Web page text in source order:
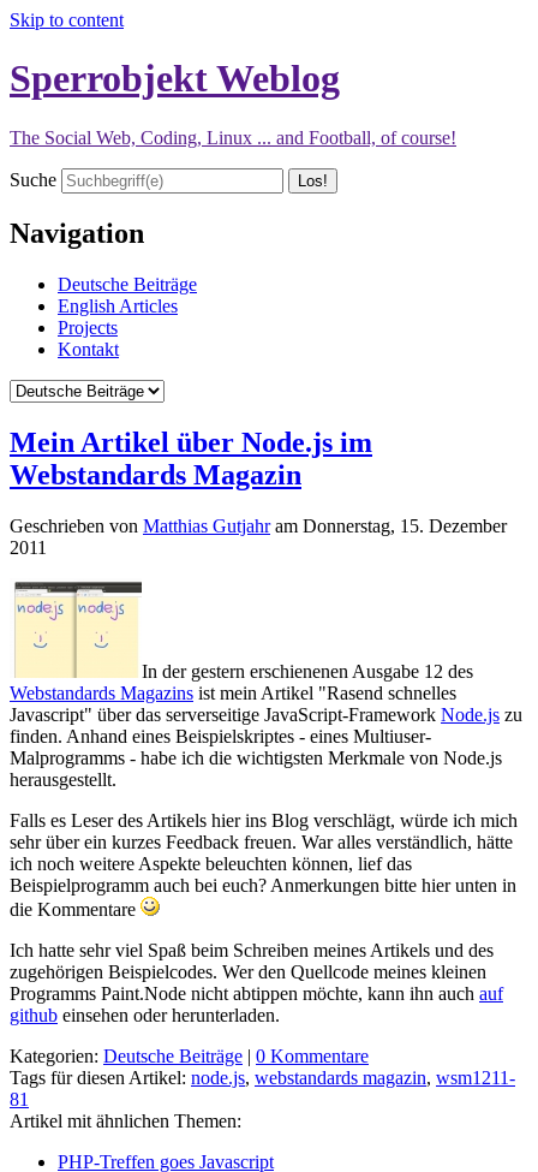
Skip to content
Sperrobjekt Weblog
The Social Web, Coding, Linux ... and Football, of course!
Suche
Navigation
Deutsche Beiträge
English Articles
Projects
Kontakt
Mein Artikel über Node.js im
Webstandards Magazin
Geschrieben von Matthias Gutjahram Donnerstag, 15. Dezember
2011
In der gestern erschienenen Ausgabe 12 des
Webstandards Magazins ist mein Artikel "Rasend schnelles
Javascript" über das serverseitige JavaScript-Framework Node.js zu
finden. Anhand eines Beispielskriptes - eines Multiuser-
Malprogramms - habe ich die wichtigsten Merkmale von Node.js
herausgestellt.
Falls es Leser des Artikels hier ins Blog verschlägt, würde ich mich
sehr über ein kurzes Feedback freuen. War alles verständlich, hätte
ich noch weitere Aspekte beleuchten können, lief das
Beispielprogramm auch bei euch? Anmerkungen bitte hier unten in
die Kommentare
Ich hatte sehr viel Spaß beim Schreiben meines Artikels und des
zugehörigen Beispielcodes. Wer den Quellcode meines kleinen
Programms Paint.Node nicht abtippen möchte, kann ihn auch auf
github einsehen oder herunterladen.
Kategorien: Deutsche Beiträge | 0 Kommentare
Tags für diesen Artikel: node.js, webstandards magazin, wsm1211-
81
Artikel mit ähnlichen Themen:
PHP-Treffen goes Javascript